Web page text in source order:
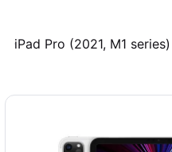
iPad Pro (2021, M1 series)